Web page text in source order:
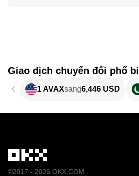
Giao dịch chuyển đổi phổ
1 AVAXsang6,446 USD
©2017 - 2026 OKX.COM